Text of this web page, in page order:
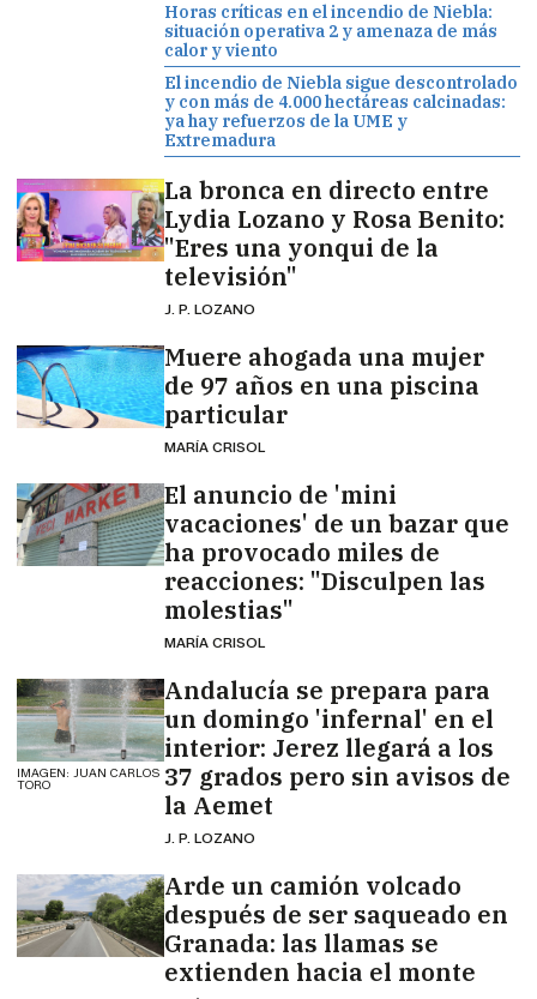
Horas críticas en el incendio de Niebla:
situación operativa 2 y amenaza de más
calor y viento
El incendio de Niebla sigue descontrolado
y con más de 4.000 hectáreas calcinadas:
ya hay refuerzos de la UME y
Extremadura
La bronca en directo entre
Lydia Lozano y Rosa Benito:
"Eres una yonqui de la
televisión"
J. P. LOZANO
Muere ahogada una mujer
de 97 años en una piscina
particular
MARÍA CRISOL
El anuncio de 'mini
vacaciones' de un bazar que
ha provocado miles de
reacciones: "Disculpen las
molestias"
MARÍA CRISOL
IMAGEN: JUAN CARLOS
TORO
Andalucía se prepara para
un domingo 'infernal' en el
interior: Jerez llegará a los
37 grados pero sin avisos de
la Aemet
J. P. LOZANO
Arde un camión volcado
después de ser saqueado en
Granada: las llamas se
extienden hacia el monte